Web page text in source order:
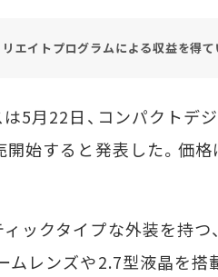
エイトプログラムによる収益を得て
5月22日、コンパクトデ
始すると発表した。価
ックタイプな外装を持つ
ムレンズや2.7型液晶を